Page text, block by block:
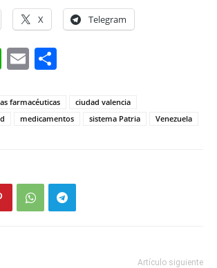
X Telegram
WhatsApp
Email
farmacéuticas
ciudad valencia
medicamentos sistema Patria Venezuela
Artículo siguiente